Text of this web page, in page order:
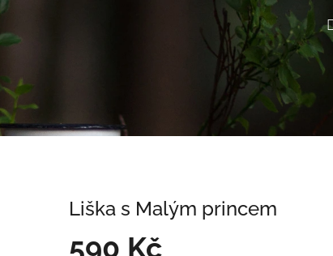
Liška s Malým princem
590 Kč